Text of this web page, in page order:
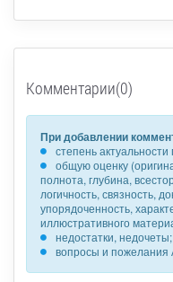
Комментарии(0)
При добавлении
степень
общую оценку
полнота, глубина,
логичность, связность,
упорядоченность,
иллюстративного
недостатки, недочеты;
вопросы и пожелания